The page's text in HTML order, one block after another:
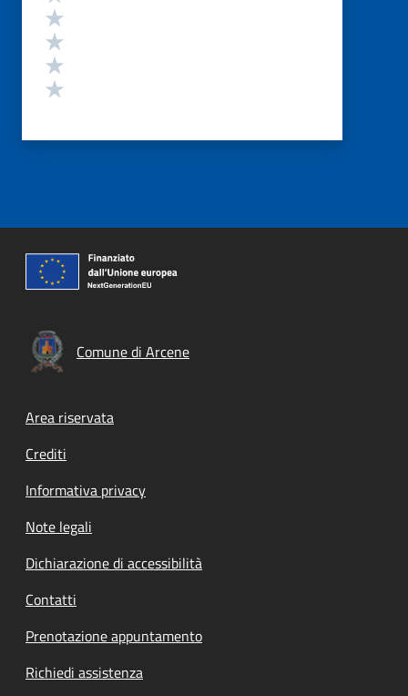
Comune di Arcene
Footer menu
Area riservata
Crediti
Informativa privacy
Note legali
Dichiarazione di accessibilità
Contatti
Prenotazione appuntamento
Richiedi assistenza